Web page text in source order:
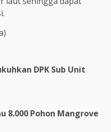
DPK Sub Unit
8.000 Pohon Mangrove